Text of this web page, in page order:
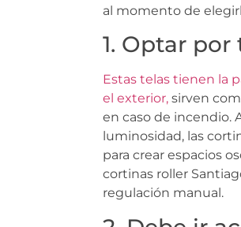
al momento de
1. Optar por
Estas telas tienen la
el exterior,sirven
en caso de incendio.
luminosidad, las
para crear espacios
cortinas roller
regulación manual.